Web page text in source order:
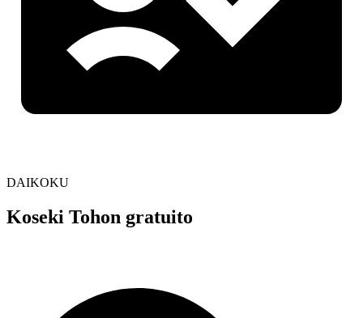
DAIKOKU
Koseki Tohon gratuito